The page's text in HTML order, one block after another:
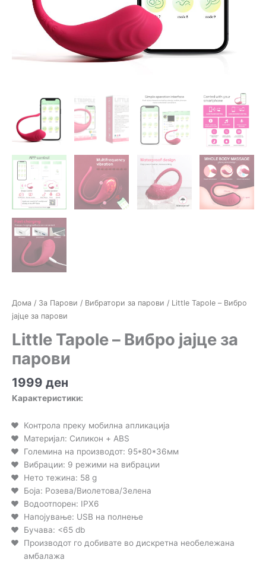
Дома / За Парови / Вибратори за парови / Little Tapole – Вибро
јајце за парови
Little Tapole – Вибро јајце за
парови
1999 ден
Карактеристики:
Контрола преку мобилна апликација
Материјал: Силикон + ABS
Големина на производот: 95*80*36мм
Вибрации: 9 режими на вибрации
Нето тежина: 58 g
Боја: Розева/Виолетова/Зелена
Водоотпорен: IPX6
Напојување: USB на полнење
Бучава: <65 db
Производот го добивате во дискретна необележана
амбалажа